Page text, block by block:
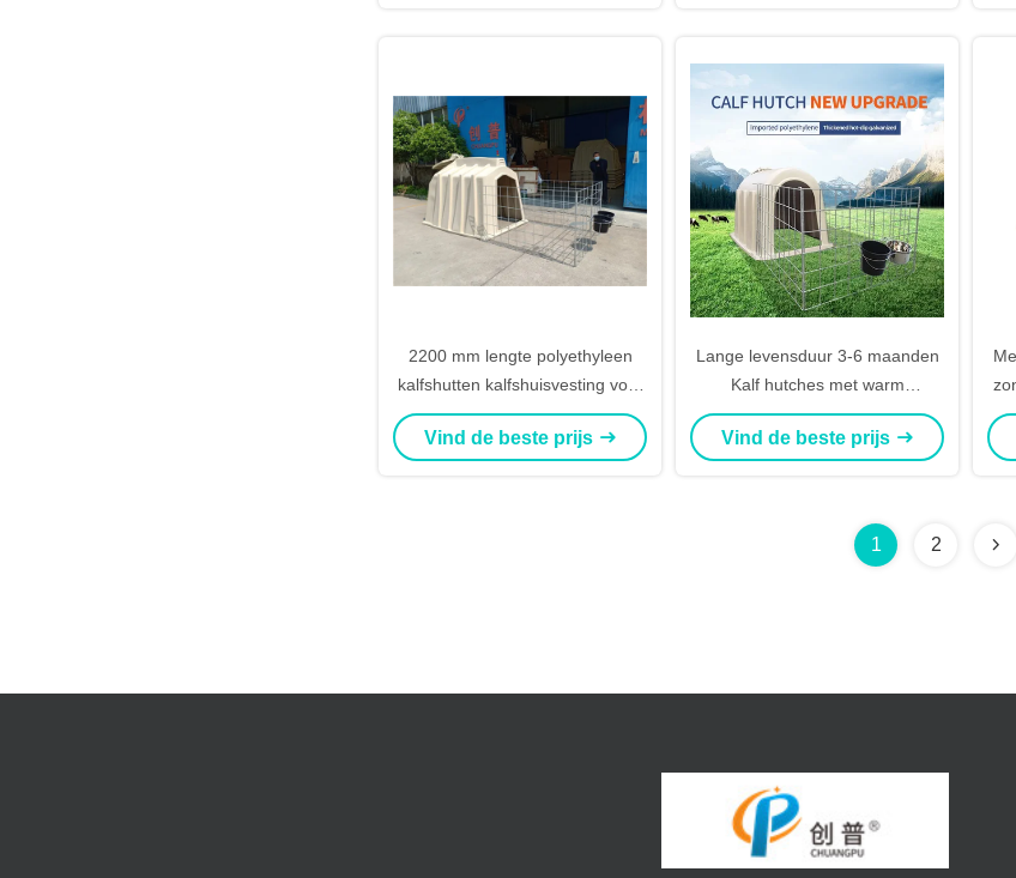
2200 mm lengte polyethyleen
kalfshutten kalfshuisvesting voor
melkveehouderijen
Vind de beste prijs
Lange levensduur 3-6 maanden
Kalf hutches met warm
gegalvaniseerd stalen pijpen hek
Vind de beste prijs
1 2